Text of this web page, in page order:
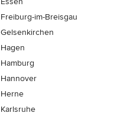
Freiburg-im-Breisgau
Gelsenkirchen
Hagen
Hamburg
Hannover
Herne
Karlsruhe